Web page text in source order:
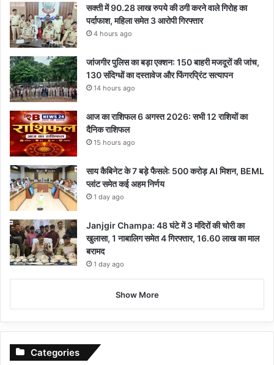
सक्ती में 90.28 लाख रुपये की ठगी करने वाले गिरोह का
पर्दाफाश, महिला समेत 3 आरोपी गिरफ्तार
4 hours ago
जांजगीर पुलिस का बड़ा एक्शन: 150 बाहरी मजदूरों की जांच,
130 संदिग्धों का दस्तावेज और फिंगरप्रिंट सत्यापन
14 hours ago
आज का राशिफल 6 अगस्त 2026: सभी 12 राशियों का
दैनिक राशिफल
15 hours ago
साय कैबिनेट के 7 बड़े फैसले: 500 करोड़ AI मिशन, BEML
प्लांट समेत कई अहम निर्णय
1 day ago
Janjgir Champa: 48 घंटे में 3 मंदिरों की चोरी का
खुलासा, 1 नाबालिग समेत 4 गिरफ्तार, 16.60 लाख का माल
बरामद
1 day ago
Show More
Categories